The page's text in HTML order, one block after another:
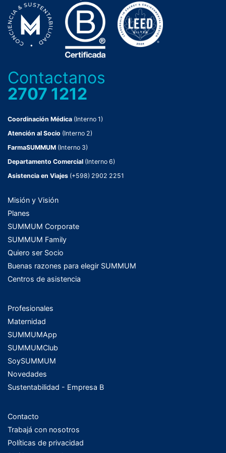
Contactanos
2707 1212
Coordinación Médica (Interno 1)
Atención al Socio (Interno 2)
FarmaSUMMUM (Interno 3)
Departamento Comercial (Interno 6)
Asistencia en Viajes (+598) 2902 2251
Misión y Visión
Planes
SUMMUM Corporate
SUMMUM Family
Quiero ser Socio
Buenas razones para elegir SUMMUM
Centros de asistencia
Profesionales
Maternidad
SUMMUMApp
SUMMUMClub
SoySUMMUM
Novedades
Sustentabilidad - Empresa B
Contacto
Trabajá con nosotros
Políticas de privacidad